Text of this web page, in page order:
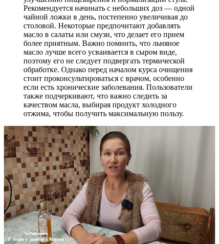
Рекомендуется начинать с небольших доз — одной
чайной ложки в день, постепенно увеличивая до
столовой. Некоторые предпочитают добавлять
масло в салаты или смузи, что делает его прием
более приятным. Важно помнить, что льняное
масло лучше всего усваивается в сыром виде,
поэтому его не следует подвергать термической
обработке. Однако перед началом курса очищения
стоит проконсультироваться с врачом, особенно
если есть хронические заболевания. Пользователи
также подчеркивают, что важно следить за
качеством масла, выбирая продукт холодного
отжима, чтобы получить максимальную пользу.